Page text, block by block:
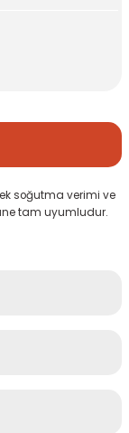
soğutma verimi ve
tam uyumludur.